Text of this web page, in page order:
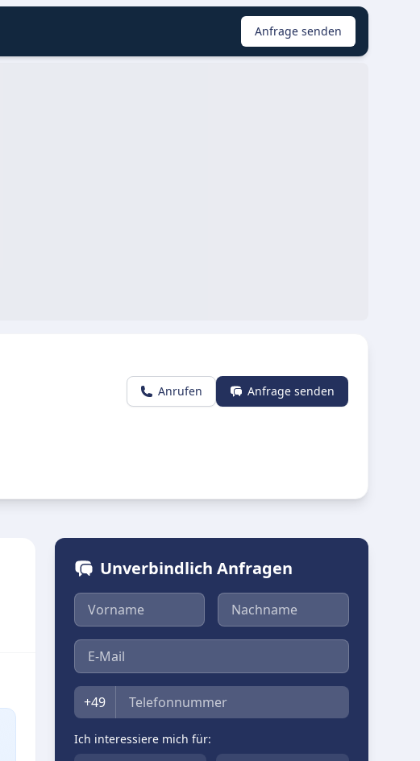
Anfrage senden
Anrufen Anfrage senden
Unverbindlich Anfragen
Vorname Nachname
E-Mail
Telefon
+49
Ich interessiere mich für: